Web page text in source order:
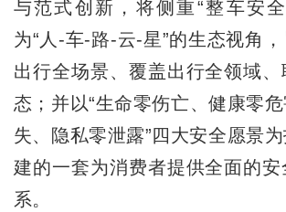
与范式创新，将侧重“整车安
为“人-车-路-云-星”的生态视角
出行全场景、覆盖出行全领域
态；并以“生命零伤亡、健康零
失、隐私零泄露”四大安全愿景
建的一套为消费者提供全面的
系。